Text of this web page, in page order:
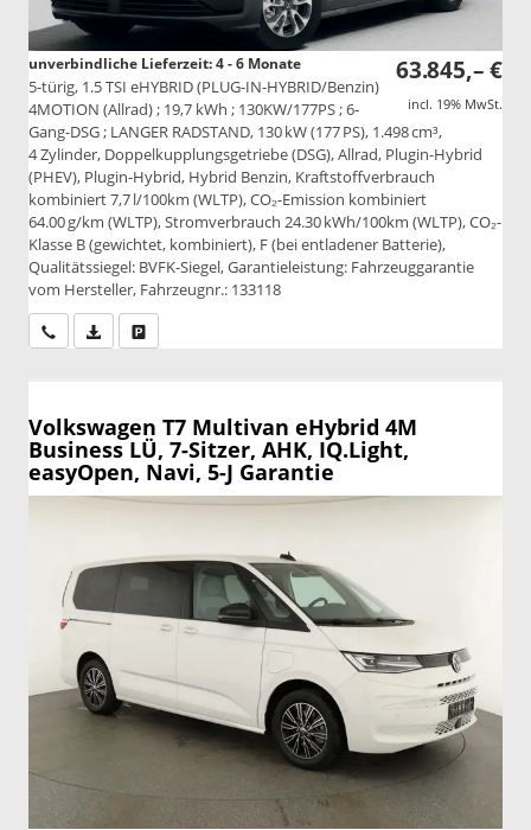
63.845,– €
incl. 19% MwSt.
unverbindliche Lieferzeit: 4 - 6 Monate
5-türig, 1.5 TSI eHYBRID (PLUG-IN-HYBRID/Benzin)
4MOTION (Allrad) ; 19,7 kWh ; 130KW/177PS ; 6-
Gang-DSG ; LANGER RADSTAND, 130 kW (177 PS), 1.498 cm³,
4 Zylinder, Doppelkupplungsgetriebe (DSG), Allrad, Plugin-Hybrid
(PHEV), Plugin-Hybrid, Hybrid Benzin, Kraftstoffverbrauch
kombiniert 7,7 l/100km (WLTP), CO₂-Emission kombiniert
64.00 g/km (WLTP), Stromverbrauch 24.30 kWh/100km (WLTP), CO₂-
Klasse B (gewichtet, kombiniert), F (bei entladener Batterie),
Qualitätssiegel: BVFK-Siegel, Garantieleistung: Fahrzeuggarantie
vom Hersteller, Fahrzeugnr.: 133118
Wir rufen Sie anPDF-Datei, Fahrzeugexposé drucken
Volkswagen T7 Multivan eHybrid 4M
Business LÜ, 7-Sitzer, AHK, IQ.Light,
easyOpen, Navi, 5-J Garantie